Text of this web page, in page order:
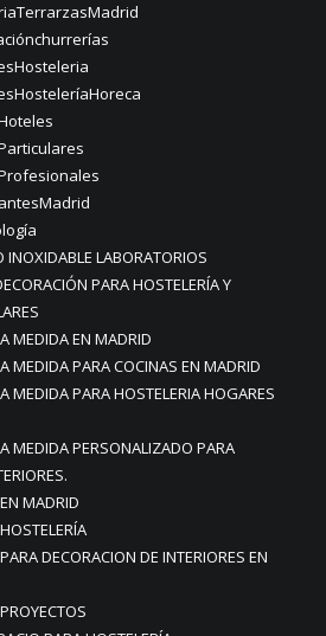
INOXIDABLE LABORATORIOS
PARA HOSTELERÍA Y
MEDIDA EN MADRID
MEDIDA PARA COCINAS EN MADRID
MEDIDA PARA HOSTELERIA HOGARES
MEDIDA PERSONALIZADO PARA
MADRID
DECORACION DE INTERIORES EN